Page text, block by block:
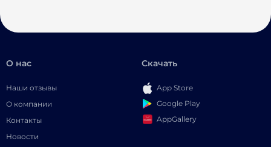
О нас
Наши отзывы
О компании
Контакты
Новости
Скачать
App Store
Google Play
AppGallery